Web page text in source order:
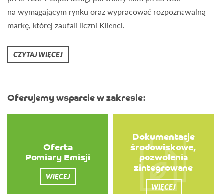
na wymagającym rynku oraz wypracować rozpoznawalną
markę, której zaufali liczni Klienci.
CZYTAJ WIĘCEJ
Oferujemy wsparcie w zakresie:
Oferta
Pomiary Emisji
WIĘCEJ
Dokumentacje
środowiskowe,
pozwolenia
zintegrowane
WIĘCEJ